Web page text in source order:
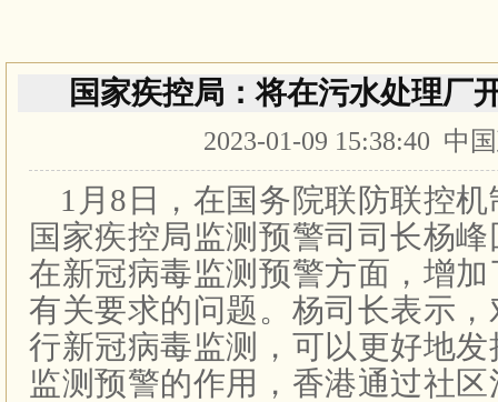
国家疾控局：将在污水处理厂
2023-01-09 15:38:40 中
1月8日，在国务院联防联控
国家疾控局监测预警司司长杨
在新冠病毒监测预警方面，增
有关要求的问题。杨司长表示
行新冠病毒监测，可以更好地
监测预警的作用，香港通过社